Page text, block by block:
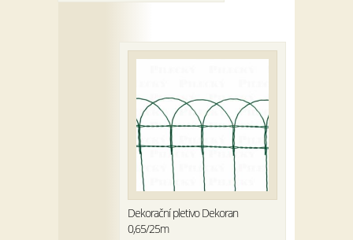
Dekorační pletivo Dekoran
0,65/25m